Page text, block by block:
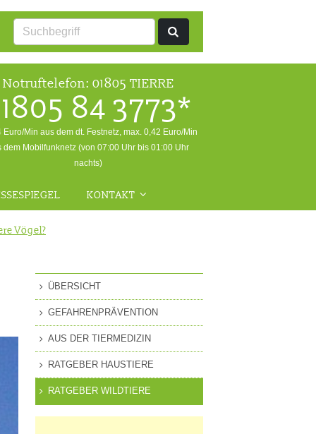
Notruftelefon: 01805 TIERRE
84 3773*
Euro/Min aus dem dt. Festnetz, max. 0,42 Euro/Min
dem Mobilfunknetz (von 07:00 Uhr bis 01:00 Uhr
nachts)
KONTAKT
RÜCKFRAGEN WILDTIERE
FRAGEN ZUR
MITGLIEDSCHAFT
Vögel?
ÜBERSICHT
GEFAHRENPRÄVENTION
AUS DER TIERMEDIZIN
RATGEBER HAUSTIERE
RATGEBER WILDTIERE